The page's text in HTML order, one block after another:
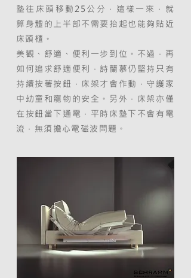
墊往床頭移動25公分，這樣一來，就
算身體的上半部不需要抬起也能夠貼近
床頭櫃。
美觀、舒適、便利一步到位。不過，再
如何追求舒適便利，詩蘭慕仍堅持只有
持續按著按鈕，床架才會作動，守護家
中幼童和寵物的安全。另外，床架亦僅
在按鈕當下通電，平時床墊下不會有電
流，無須擔心電磁波問題。